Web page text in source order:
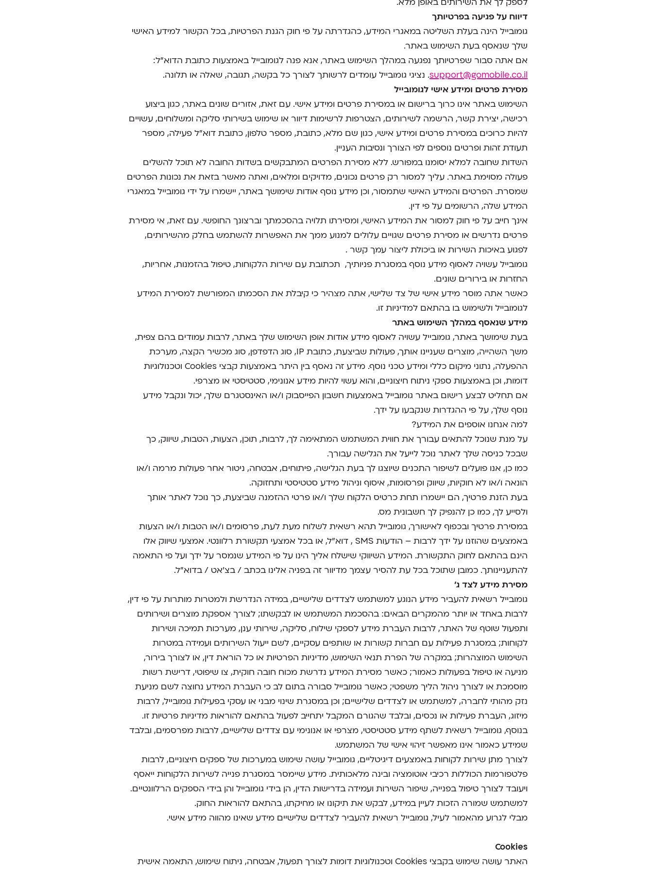
דיווח על פגיעה בפרטיותך
גומובייל הינה בעלת השליטה במאגרי המידע, כהגדרתה על פי חוק הגנת הפרטיות, בכל הקשור למידע האישי
שלך שנאסף בעת השימוש באתר.
אם אתה סבור שפרטיותך נפגעה במהלך השימוש באתר, אנא פנה לגומובייל באמצעות כתובת הדוא"ל:
support@gomobile.co.il. נציגי גומובייל עומדים לרשותך לצורך כל בקשה, תגובה, שאלה או תלונה.
מסירת פרטים ומידע אישי לגומובייל
השימוש באתר אינו כרוך ברישום או במסירת פרטים ומידע אישי. עם זאת, אזורים שונים באתר, כגון ביצוע
רכישה, יצירת קשר, הרשמה לשירותים, הצטרפות לרשימות דיוור או שימוש בשירותי סליקה ומשלוחים, עשויים
להיות כרוכים במסירת פרטים ומידע אישי, כגון שם מלא, כתובת, מספר טלפון, כתובת דוא"ל פעילה, מספר
תעודת זהות ופרטים נוספים לפי הצורך ונסיבות העניין.
השדות שחובה למלא יסומנו במפורש. ללא מסירת הפרטים המתבקשים בשדות החובה לא תוכל להשלים
פעולה מסוימת באתר. עליך למסור רק פרטים נכונים, מדויקים ומלאים, ואתה מאשר בזאת את נכונות הפרטים
שמסרת. הפרטים והמידע האישי שתמסור, וכן מידע נוסף אודות שימושך באתר, יישמרו על ידי גומובייל במאגרי
המידע שלה, הרשומים על פי דין.
אינך חייב על פי חוק למסור את המידע האישי, ומסירתו תלויה בהסכמתך וברצונך החופשי. עם זאת, אי מסירת
פרטים נדרשים או מסירת פרטים שגויים עלולים למנוע ממך את האפשרות להשתמש בחלק מהשירותים,
לפגוע באיכות השירות או ביכולת ליצור עמך קשר .
גומובייל עשויה לאסוף מידע נוסף במסגרת פניותיך, תכתובת עם שירות הלקוחות, טיפול בהזמנות, אחריות,
החזרות או בירורים שונים.
כאשר אתה מוסר מידע אישי של צד שלישי, אתה מצהיר כי קיבלת את הסכמתו המפורשת למסירת המידע
לגומובייל ולשימוש בו בהתאם למדיניות זו.
מידע שנאסף במהלך השימוש באתר
בעת שימושך באתר, גומובייל עשויה לאסוף מידע אודות אופן השימוש שלך באתר, לרבות עמודים בהם צפית,
משך השהייה, מוצרים שעניינו אותך, פעולות שביצעת, כתובת IP, סוג הדפדפן, סוג מכשיר הקצה, מערכת
ההפעלה, נתוני מיקום כללי ומידע טכני נוסף. מידע זה נאסף בין היתר באמצעות קבצי Cookies וטכנולוגיות
דומות, וכן באמצעות ספקי ניתוח חיצוניים, והוא עשוי להיות מידע אנונימי, סטטיסטי או מצרפי.
אם תחליט לבצע רישום באתר גומובייל באמצעות חשבון הפייסבוק ו/או האינסטגרם שלך, יכול ונקבל מידע
נוסף שלך, על פי ההגדרות שנקבעו על ידך.
למה אנחנו אוספים את המידע?
על מנת שנוכל להתאים עבורך את חווית המשתמש המתאימה לך, לרבות, תוכן, הצעות, הטבות, שיווק, כך
שבכל כניסה שלך לאתר נוכל לייעל את הגלישה עבורך.
כמו כן, אנו פועלים לשיפור התכנים שיוצגו לך בעת הגלישה, פיתוחים, אבטחה, ניטור אחר פעולות מרמה ו/או
הונאה ו/או לא חוקיות, שיווק ופרסומות, איסוף וניהול מידע סטטיסטי ותחזוקה.
בעת הזנת פרטיך, הם יישמרו תחת כרטיס הלקוח שלך ו/או פרטי ההזמנה שביצעת, כך נוכל לאתר אותך
ולסייע לך, כמו כן להנפיק לך חשבונית מס.
במסירת פרטיך ובכפוף לאישורך, גומובייל תהא רשאית לשלוח מעת לעת, פרסומים ו/או הטבות ו/או הצעות
באמצעים שהוזנו על ידך לרבות – הודעות SMS , דוא"ל, או בכל אמצעי תקשורת רלוונטי. אמצעי שיווק אלו
הינם בהתאם לחוק התקשורת. המידע השיווקי שישלח אליך הינו על פי המידע שנמסר על ידך ועל פי התאמה
להתעניינותך. כמובן שתוכל בכל עת להסיר עצמך מדיוור זה בפניה אלינו בכתב / בצ'אט / בדוא"ל.
מסירת מידע לצד ג'
גומובייל רשאית להעביר מידע הנוגע למשתמש לצדדים שלישיים, במידה הנדרשת ולמטרות מותרות על פי דין,
לרבות באחד או יותר מהמקרים הבאים: בהסכמת המשתמש או לבקשתו; לצורך אספקת מוצרים ושירותים
ותפעול שוטף של האתר, לרבות העברת מידע לספקי שילוח, סליקה, שירותי ענן, מערכות תמיכה ושירות
לקוחות; במסגרת פעילות עם חברות קשורות או שותפים עסקיים, לשם ייעול השירותים ועמידה במטרות
השימוש המוצהרות; במקרה של הפרת תנאי השימוש, מדיניות הפרטיות או כל הוראת דין, או לצורך בירור,
מניעה או טיפול בפעולות כאמור; כאשר מסירת המידע נדרשת מכוח חובה חוקית, צו שיפוטי, דרישת רשות
מוסמכת או לצורך ניהול הליך משפטי; כאשר גומובייל סבורה בתום לב כי העברת המידע נחוצה לשם מניעת
נזק מהותי לחברה, למשתמש או לצדדים שלישיים; וכן במסגרת שינוי מבני או עסקי בפעילות גומובייל, לרבות
מיזוג, העברת פעילות או נכסים, ובלבד שהגורם המקבל יתחייב לפעול בהתאם להוראות מדיניות פרטיות זו.
בנוסף, גומובייל רשאית לשתף מידע סטטיסטי, מצרפי או אנונימי עם צדדים שלישיים, לרבות מפרסמים, ובלבד
שמידע כאמור אינו מאפשר זיהוי אישי של המשתמש.
לצורך מתן שירות לקוחות באמצעים דיגיטליים, גומובייל עושה שימוש במערכות של ספקים חיצוניים, לרבות
פלטפורמות הכוללות רכיבי אוטומציה ובינה מלאכותית. מידע שיימסר במסגרת פנייה לשירות הלקוחות ייאסף
ויעובד לצורך טיפול בפנייה, שיפור השירות ועמידה בדרישות הדין, הן בידי גומובייל והן בידי הספקים הרלוונטיים.
למשתמש שמורה הזכות לעיין במידע, לבקש את תיקונו או מחיקתו, בהתאם להוראות החוק.
מבלי לגרוע מהאמור לעיל, גומובייל רשאית להעביר לצדדים שלישיים מידע שאינו מהווה מידע אישי.
Cookies
האתר עושה שימוש בקבצי Cookies וטכנולוגיות דומות לצורך תפעול, אבטחה, ניתוח שימוש, התאמה אישית